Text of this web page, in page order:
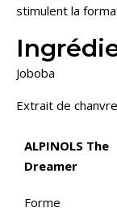
stimulent la
Joboba
Extrait de
ALPINOLS The
Dreamer
Forme